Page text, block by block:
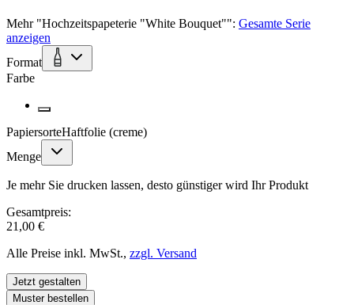
Mehr"Hochzeitspapeterie "White Bouquet"": Gesamte Serie
anzeigen
Format
Farbe
PapiersorteHaftfolie (creme)
Menge
Je mehr Sie drucken lassen, desto günstiger wird Ihr Produkt
Gesamtpreis:
21,00 €
Alle Preise inkl. MwSt., zzgl. Versand
Jetzt gestalten
Muster bestellen